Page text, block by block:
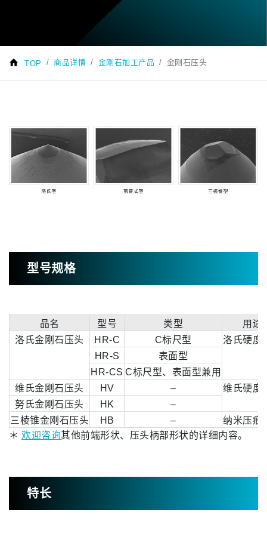
TOP 商品详情 金刚石加工产品 金刚石压头
型号规格
品名 型号 类型
用途
洛氏金刚石压头
HR-C C标尺型
洛氏硬度
HR-S
表面型
HR-CS C标尺型、表面型兼用
维氏金刚石压头
HV –
维氏硬度
努氏金刚石压头
HK
–
三棱锥金刚石压头
HB –
纳米压痕
＊ 欢迎咨询其他前端形状、压头柄部形状的详细内容。
特长